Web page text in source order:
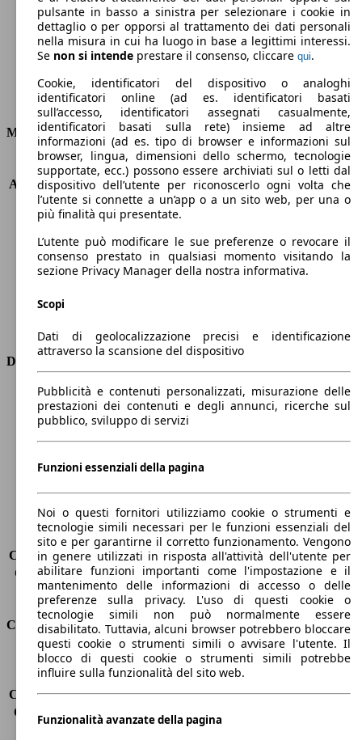
Consumi
Motore e Prestazioni
KW (PS)
85 kW (115 PS)
Accelerazione (0-100 km/h)
11.0s
Velocità massima (km/h)
189 km/h
Numero di marce
7
Coppia
250 nm
Cilindrata
1968 ccm
Carburante
Diesel
Trasmissione
Dimensioni
Lunghezza
4400 mm
Altezza
1620 mm
Larghezza
Peso massimo
2005 kg
Sedili
5
Carico sul tetto
-
Capacità di traino (senza freni) -
Capacità di traino (con freni)
-
Volume del bagagliaio
521 - 1810 l
Consumi
Emissioni di CO2*
109 g/km (komb.)
Consumo (urbano)
-
Consumo (extra-urbano) -
Consumo (combinato)*
4.1 l/100km
pulsante in basso a sinistra per selezionare i cookie in
dettaglio o per opporsi al trattamento dei dati personali
nella misura in cui ha luogo in base a legittimi interessi.
Se non si intende prestare il consenso, cliccare qui.
Cookie, identificatori del dispositivo o analoghi
identificatori online (ad es. identificatori basati
sull’accesso, identificatori assegnati casualmente,
identificatori basati sulla rete) insieme ad altre
informazioni (ad es. tipo di browser e informazioni sul
browser, lingua, dimensioni dello schermo, tecnologie
supportate, ecc.) possono essere archiviati sul o letti dal
dispositivo dell’utente per riconoscerlo ogni volta che
l’utente si connette a un’app o a un sito web, per una o
più finalità qui presentate.
L’utente può modificare le sue preferenze o revocare il
consenso prestato in qualsiasi momento visitando la
sezione Privacy Manager della nostra informativa.
Scopi
Dati di geolocalizzazione precisi e identificazione
attraverso la scansione del dispositivo
Pubblicità e contenuti personalizzati, misurazione delle
prestazioni dei contenuti e degli annunci, ricerche sul
pubblico, sviluppo di servizi
Funzioni essenziali della pagina
Noi o questi fornitori utilizziamo cookie o strumenti e
tecnologie simili necessari per le funzioni essenziali del
sito e per garantirne il corretto funzionamento. Vengono
in genere utilizzati in risposta all'attività dell'utente per
abilitare funzioni importanti come l'impostazione e il
mantenimento delle informazioni di accesso o delle
preferenze sulla privacy. L'uso di questi cookie o
tecnologie simili non può normalmente essere
disabilitato. Tuttavia, alcuni browser potrebbero bloccare
questi cookie o strumenti simili o avvisare l'utente. Il
blocco di questi cookie o strumenti simili potrebbe
influire sulla funzionalità del sito web.
Funzionalità avanzate della pagina